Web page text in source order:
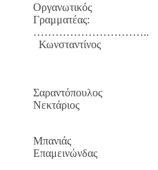
Οργανωτικός
Γραμματέας:
Κωνσταντίνος
Σαραντόπουλος
Νεκτάριος
Μπανιάς
Επαμεινώνδας